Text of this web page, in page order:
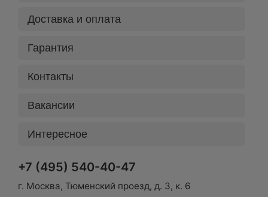
Доставка и оплата
Гарантия
Контакты
Вакансии
Интересное
+7 (495) 540-40-47
г. Москва, Тюменский проезд, д. 3, к. 6